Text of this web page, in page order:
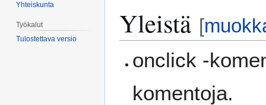
Yleistä [
onclick -
komentoja.
Yhteiskunta
Työkalut
Tulostettava versio